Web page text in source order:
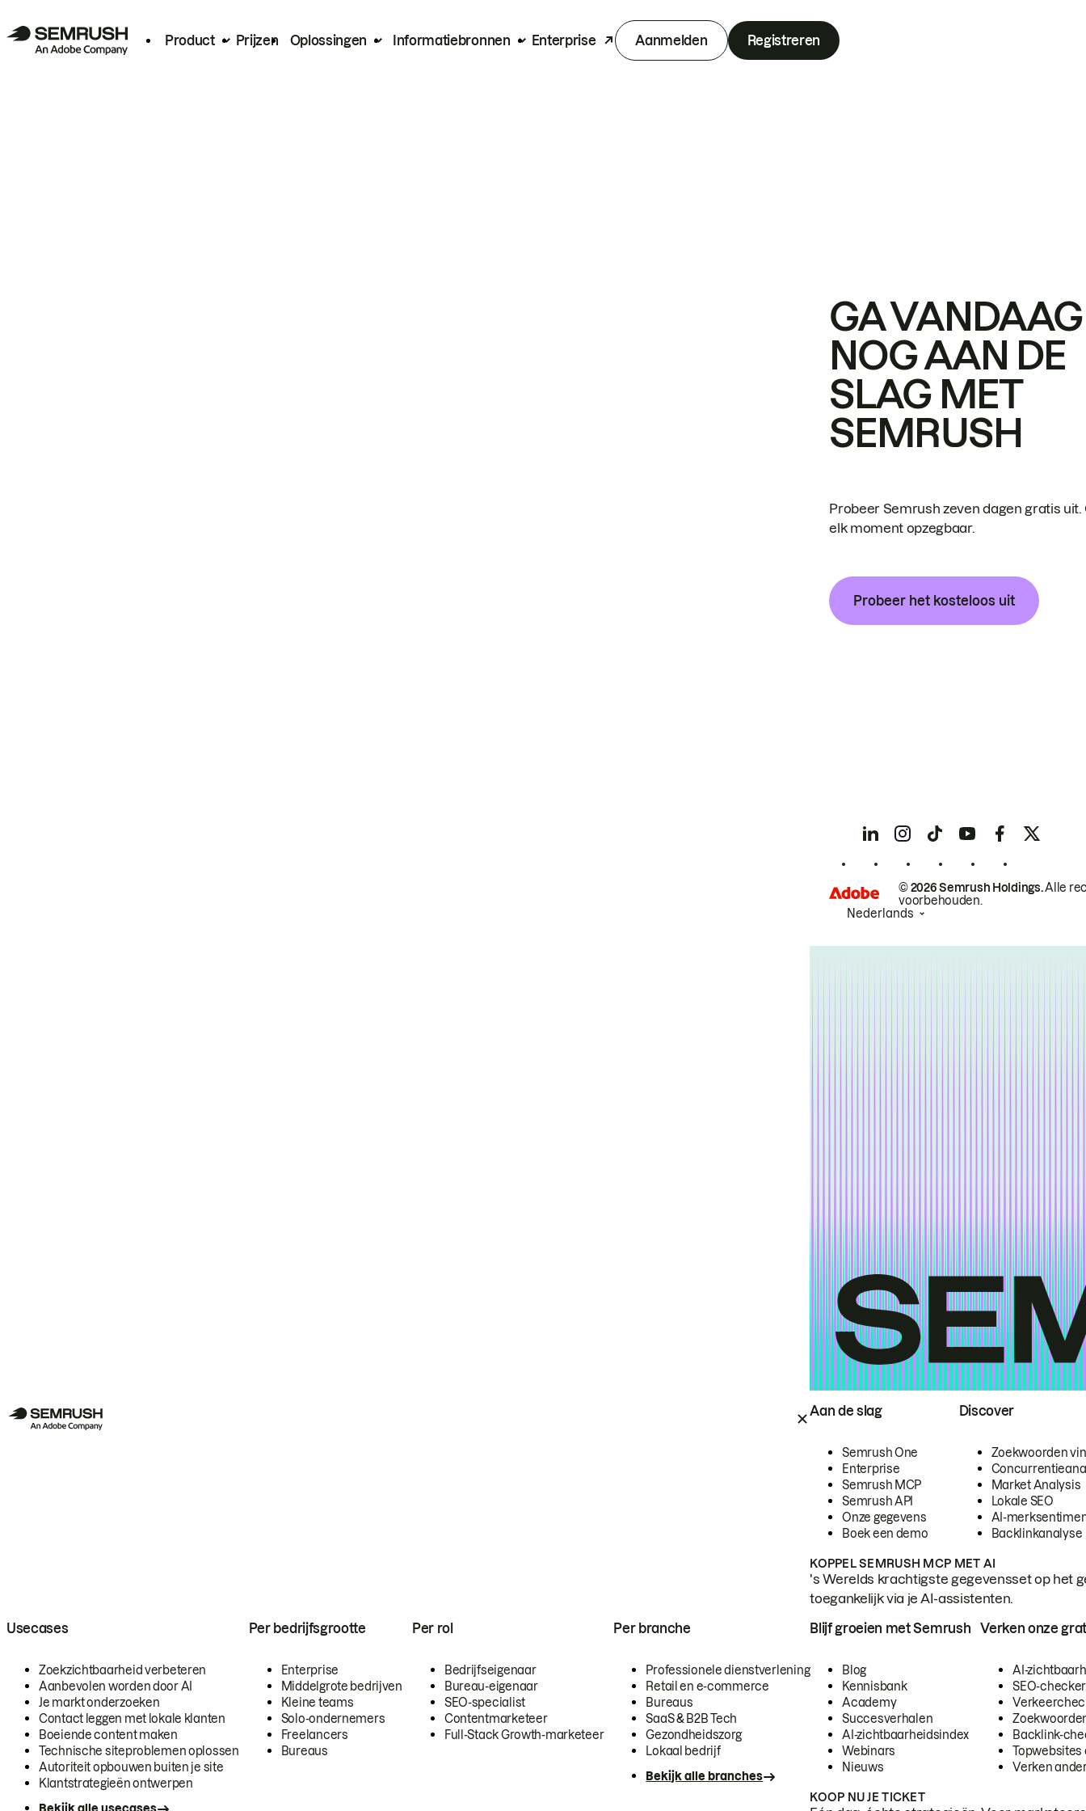
Product Prijzen Oplossingen Informatiebronnen Enterprise Aanmelden Registreren
Aan de slag
Semrush One
Enterprise
Semrush MCP
Semrush API
Onze gegevens
Boek een demo
Discover
Zoekwoorden
Market Analysis
Lokale SEO
AI-
Backlinkanalyse
KOPPEL SEMRUSH MCP MET AI
's Werelds krachtigste gegevensset op het
toegankelijk via je AI-assistenten.
Usecases
Zoekzichtbaarheid verbeteren
Aanbevolen worden door AI
Je markt onderzoeken
Contact leggen met lokale klanten
Boeiende content maken
Technische siteproblemen oplossen
Autoriteit opbouwen buiten je site
Klantstrategieën ontwerpen
Per bedrijfsgrootte
Enterprise
Middelgrote bedrijven
Kleine teams
Solo-ondernemers
Freelancers
Bureaus
Per rol
Bedrijfseigenaar
Bureau-eigenaar
SEO-specialist
Contentmarketeer
Full-Stack Growth-marketeer
Per branche
Professionele dienstverlening
Retail en e-commerce
Bureaus
SaaS & B2B Tech
Gezondheidszorg
Lokaal bedrijf
Bekijk alle branches
Blijf groeien met Semrush
Blog
Kennisbank
Academy
Succesverhalen
AI-zichtbaarheidsindex
Webinars
Nieuws
Verken onze
AI-
SEO-checker
Backlink-
Topwebsites
Verken
KOOP NU JE TICKET
GA VANDAAG
NOG AAN DE
SLAG MET
SEMRUSH
Probeer Semrush zeven dagen gratis uit.
elk moment opzegbaar.
Probeer het kosteloos uit
© 2026 Semrush Holdings.Alle
voorbehouden.
Nederlands